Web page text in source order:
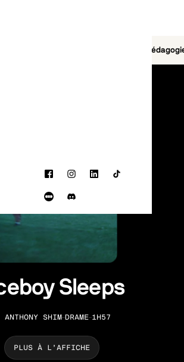
FacebookInstagram
LinkedInTikTok
Letterboxd
Discord
Sleeps
ANTHONY SHIM GENRE
DRAME DURÉE
1H57
PLUS À L’AFFICHE